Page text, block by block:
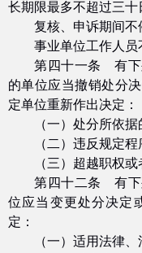
长期限最多不超过三十
复核、申诉期间不
事业单位工作人员
第四十一条 有下
的单位应当撤销处分
定单位重新作出决定：
（一）处分所依
（二）违反规定
（三）超越职权
第四十二条 有下
位应当变更处分决定
定：
（一）适用法律